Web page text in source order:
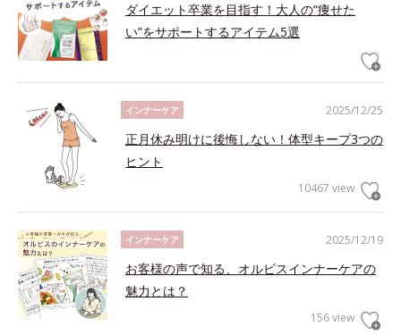
ダイエット卒業を目指す！大人の“痩せた
い”をサポートするアイテム5選
2025/12/25
インナーケア
正月休み明けに後悔しない！体型キープ3つの
ヒント
10467 view
2025/12/19
インナーケア
お客様の声で知る、オルビスインナーケアの
魅力とは？
156 view